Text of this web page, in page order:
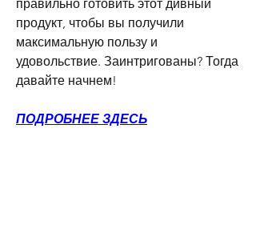
правильно готовить этот дивный
продукт, чтобы вы получили
максимальную пользу и
удовольствие. Заинтригованы? Тогда
давайте начнем!
ПОДРОБНЕЕ ЗДЕСЬ